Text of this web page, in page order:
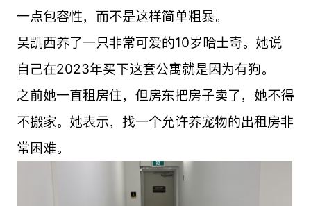
一点包容性，而不是这样简单粗暴。
吴凯西养了一只非常可爱的10岁哈士奇。她说
自己在2023年买下这套公寓就是因为有狗。
之前她一直租房住，但房东把房子卖了，她不得
不搬家。她表示，找一个允许养宠物的出租房非
常困难。